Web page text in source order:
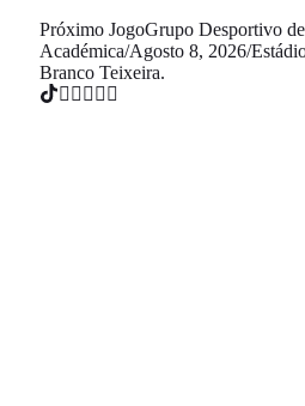
Próximo JogoGrupo Desportivo
Académica/Agosto 8, 2026/
Branco Teixeira.